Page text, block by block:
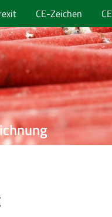
CE-Zeichen